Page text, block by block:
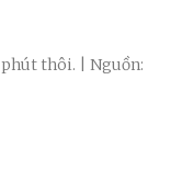
thôi. | Nguồn: